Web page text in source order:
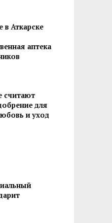
в Аткарске
аптека
считают
для
и уход